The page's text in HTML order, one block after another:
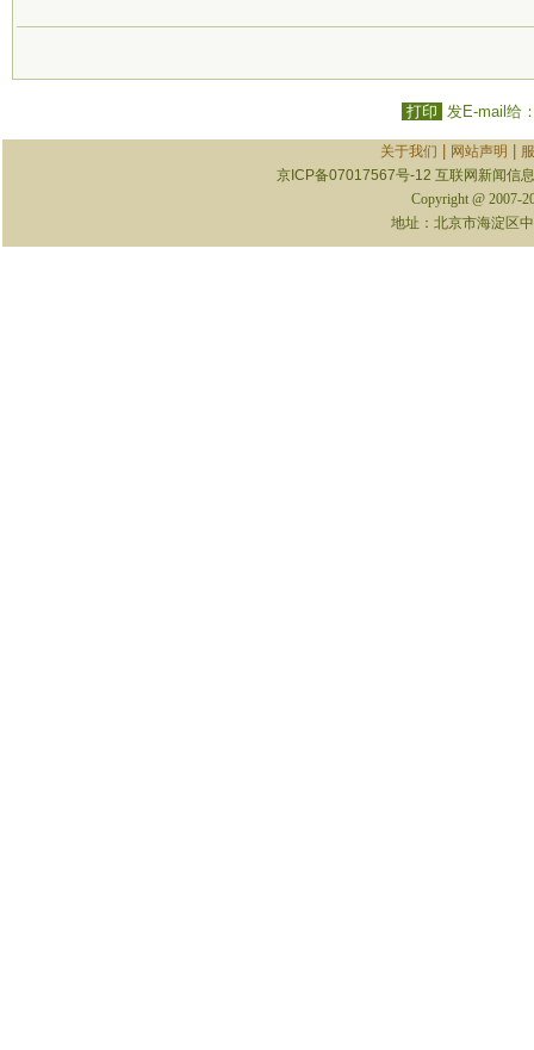
打印 发E-mail给
关于我们 网站声明
京ICP备07017567号-12 互联网新闻信
Copyright @ 2007-
地址：北京市海淀区